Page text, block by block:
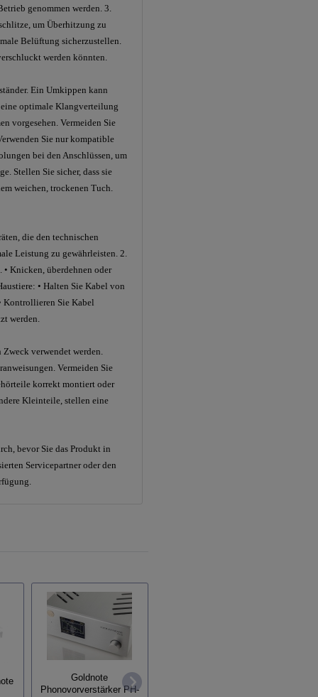
genommen werden. 3.
um Überhitzung zu
Belüftung sicherzustellen.
werden könnten.
Ein Umkippen kann
eine optimale Klangverteilung
vorgesehen. Vermeiden Sie
Sie nur kompatible
bei den Anschlüssen, um
Stellen Sie sicher, dass sie
weichen, trockenen Tuch.
die den technischen
Leistung zu gewährleisten. 2.
• Knicken, überdehnen oder
• Halten Sie Kabel von
Kontrollieren Sie Kabel
werden.
verwendet werden.
Vermeiden Sie
korrekt montiert oder
Kleinteile, stellen eine
bevor Sie das Produkt in
Servicepartner oder den
Goldnote
Phonovorverstärker PH-